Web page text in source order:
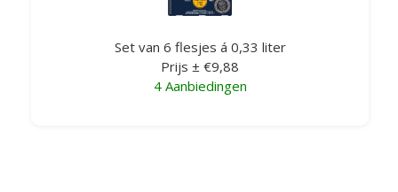
Set van 6 flesjes á 0,33 liter
Prijs ± €9,88
4 Aanbiedingen